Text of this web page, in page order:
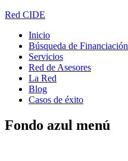
Red CIDE
Inicio
Búsqueda de Financiación
Servicios
Red de Asesores
La Red
Blog
Casos de éxito
Fondo azul menú